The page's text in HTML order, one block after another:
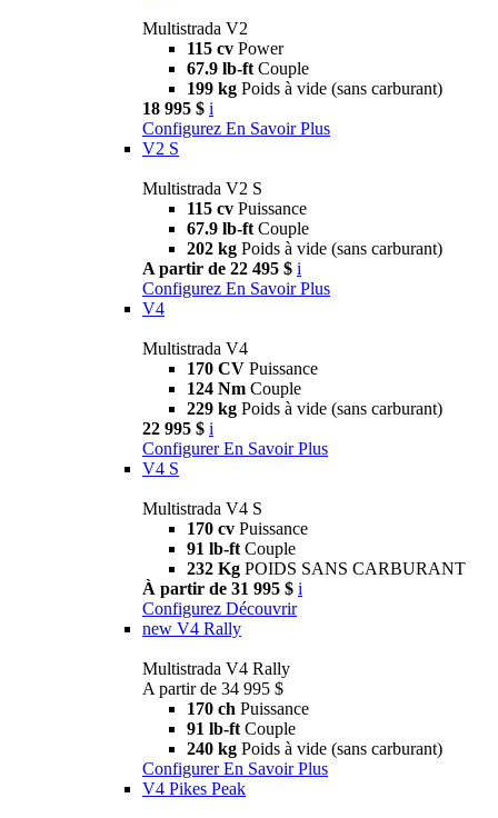
Multistrada V2
115 cv Power
67.9 lb-ft Couple
199 kg Poids à vide (sans carburant)
18 995 $ i
Configurez En Savoir Plus
V2 S
Multistrada V2 S
115 cv Puissance
67.9 lb-ft Couple
202 kg Poids à vide (sans carburant)
A partir de 22 495 $ i
Configurez En Savoir Plus
V4
Multistrada V4
170 CV Puissance
124 Nm Couple
229 kg Poids à vide (sans carburant)
22 995 $ i
Configurer En Savoir Plus
V4 S
Multistrada V4 S
170 cv Puissance
91 lb-ft Couple
232 Kg POIDS SANS CARBURANT
À partir de 31 995 $ i
Configurez Découvrir
new V4 Rally
Multistrada V4 Rally
A partir de 34 995 $
170 ch Puissance
91 lb-ft Couple
240 kg Poids à vide (sans carburant)
Configurer En Savoir Plus
V4 Pikes Peak